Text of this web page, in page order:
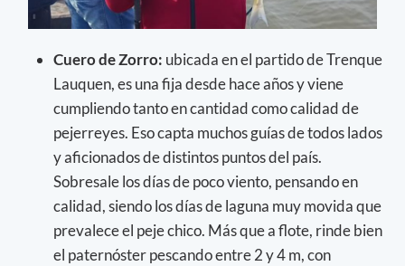
Cuero de Zorro: ubicada en el partido de Trenque
Lauquen, es una fija desde hace años y viene
cumpliendo tanto en cantidad como calidad de
pejerreyes. Eso capta muchos guías de todos lados
y aficionados de distintos puntos del país.
Sobresale los días de poco viento, pensando en
calidad, siendo los días de laguna muy movida que
prevalece el peje chico. Más que a flote, rinde bien
el paternóster pescando entre 2 y 4 m, con